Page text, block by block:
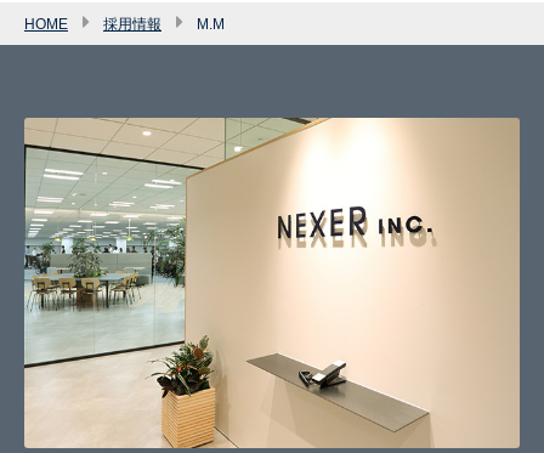
HOME 採用情報 M.M